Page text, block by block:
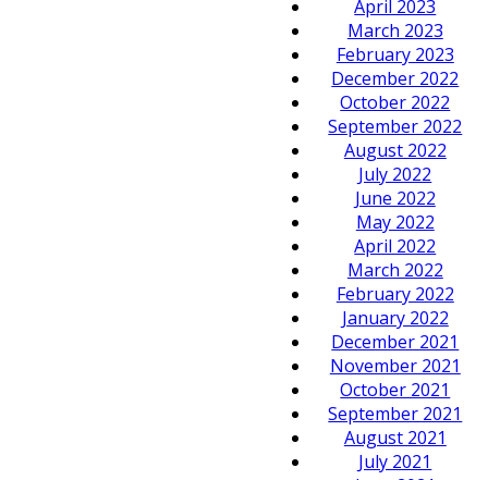
April 2023
March 2023
February 2023
December 2022
October 2022
September 2022
August 2022
July 2022
June 2022
May 2022
April 2022
March 2022
February 2022
January 2022
December 2021
November 2021
October 2021
September 2021
August 2021
July 2021